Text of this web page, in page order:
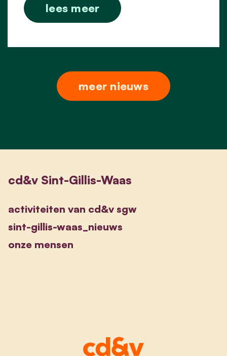
lees meer
meer nieuws
cd&v Sint-Gillis-Waas
activiteiten van cd&v sgw
sint-gillis-waas_nieuws
onze mensen